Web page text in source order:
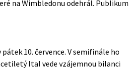
na Wimbledonu odehrál. Publikum
10. července. V semifinále ho
Ital vede vzájemnou bilanci